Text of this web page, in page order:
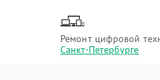
Ремонт цифровой
Санкт-Петербурге